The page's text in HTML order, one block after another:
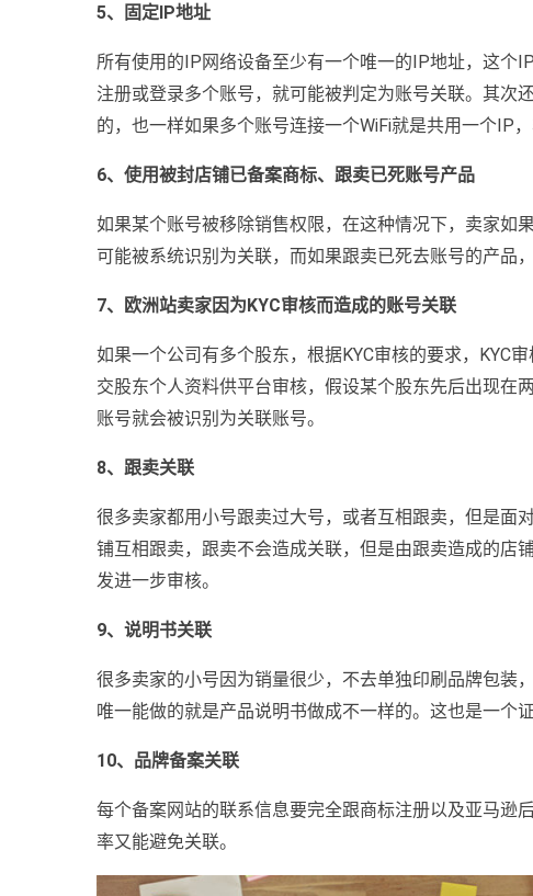
5、固定IP地址
所有使用的IP网络设备至少有一个唯一的IP地址，这个
注册或登录多个账号，就可能被判定为账号关联。其次
的，也一样如果多个账号连接一个WiFi就是共用一个IP，
6、使用被封店铺已备案商标、跟卖已死账号产品
如果某个账号被移除销售权限，在这种情况下，卖家如
可能被系统识别为关联，而如果跟卖已死去账号的产品
7、欧洲站卖家因为KYC审核而造成的账号关联
如果一个公司有多个股东，根据KYC审核的要求，KYC
交股东个人资料供平台审核，假设某个股东先后出现在
账号就会被识别为关联账号。
8、跟卖关联
很多卖家都用小号跟卖过大号，或者互相跟卖，但是面
铺互相跟卖，跟卖不会造成关联，但是由跟卖造成的店
发进一步审核。
9、说明书关联
很多卖家的小号因为销量很少，不去单独印刷品牌包装
唯一能做的就是产品说明书做成不一样的。这也是一个
10、品牌备案关联
每个备案网站的联系信息要完全跟商标注册以及亚马逊
率又能避免关联。